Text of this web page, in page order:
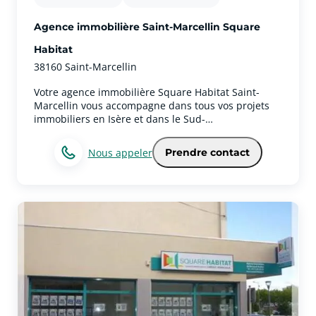
Agence immobilière Saint-Marcellin Square
Habitat
38160 Saint-Marcellin
Votre agence immobilière Square Habitat Saint-
Marcellin vous accompagne dans tous vos projets
immobiliers en Isère et dans le Sud-
local, nos conseillers vous accompagnent pour
l’achat, la vente, la location, la gestion locative ainsi
que pour vos projets d’investissement immobilier à
environnantes comme Chatte, Vinay, Saint-Sauveur,
Saint-Romans, Tullins ou encore Pont-en-
Royans.Grâce à notre parfaite connaissance du
marché immobilier à Saint-Marcellin et dans le Sud-
Grésivaudan, nous accompagnons chaque année de
nombreux clients dans leurs projets immobiliers,
qu’il s’agisse d’une résidence principale, secondaire
ou d’un investissement locatif.Située entre Grenoble
et Valence, Saint-Marcellin séduit par son cadre de
Prendre contact
Nous appeler